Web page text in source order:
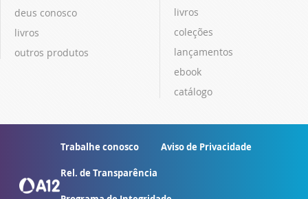
deus conosco
livros
outros produtos
livros
coleções
lançamentos
ebook
catálogo
Trabalhe conosco Aviso de Privacidade
Rel. de Transparência